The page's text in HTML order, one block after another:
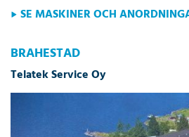
SE MASKINER OCH
BRAHESTAD
Telatek Service Oy